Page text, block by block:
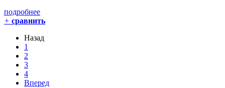
подробнее
+ сравнить
Назад
1
2
3
4
Вперед